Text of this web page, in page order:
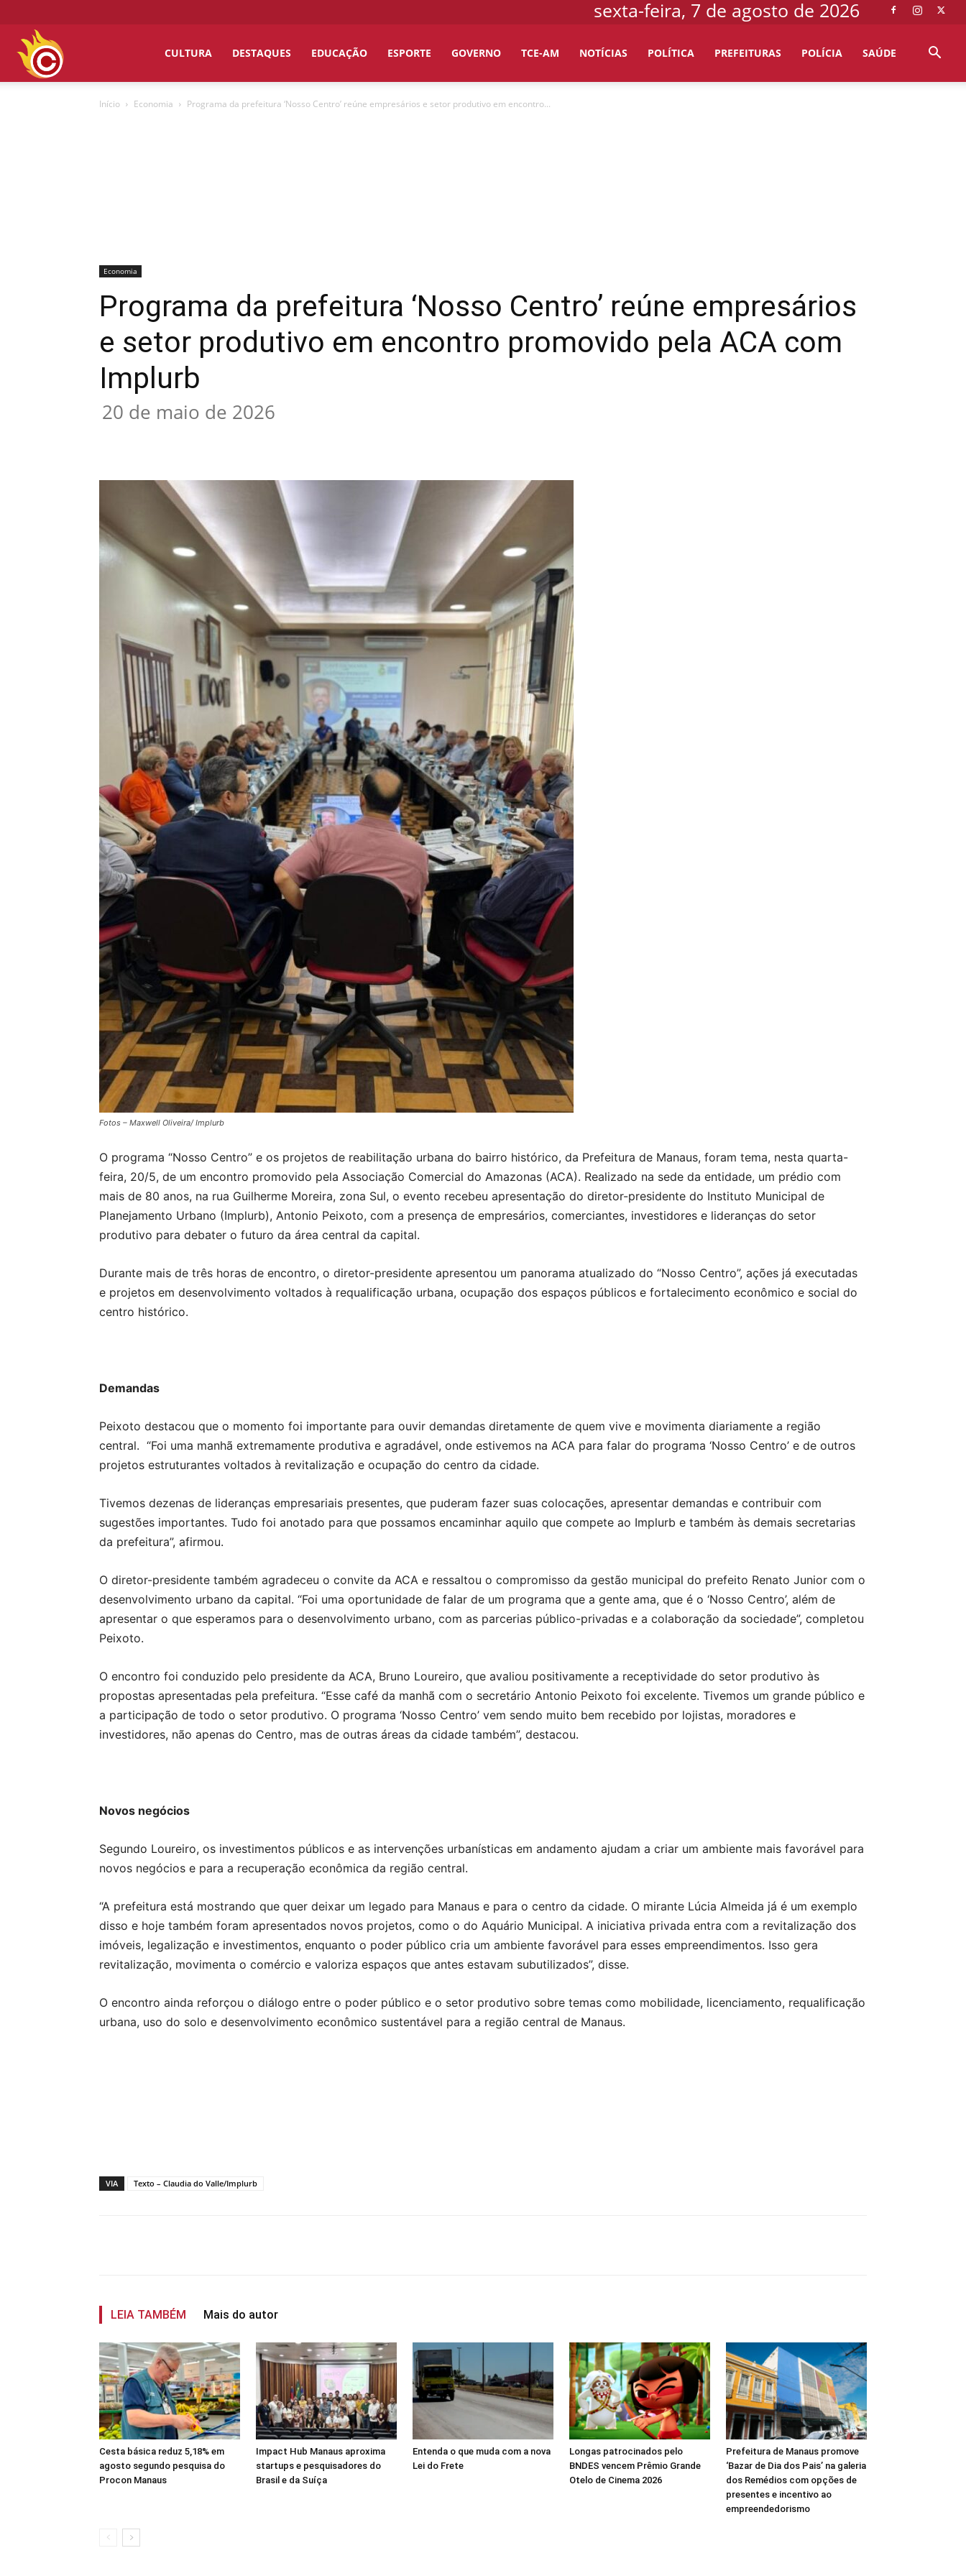
sexta-feira, 7 de agosto de 2026
CULTURA DESTAQUES EDUCAÇÃO ESPORTE GOVERNO TCE-AM NOTÍCIAS POLÍTICA PREFEITURAS POLÍCIA SAÚDE
Início Economia Programa da prefeitura ‘Nosso Centro’ reúne empresários e setor produtivo em encontro...
Economia
Programa da prefeitura ‘Nosso Centro’ reúne empresários
e setor produtivo em encontro promovido pela ACA com
Implurb
20 de maio de 2026
Fotos – Maxwell Oliveira/ Implurb
O programa “Nosso Centro” e os projetos de reabilitação urbana do bairro histórico, da Prefeitura de Manaus, foram tema, nesta quarta-
feira, 20/5, de um encontro promovido pela Associação Comercial do Amazonas (ACA). Realizado na sede da entidade, um prédio com
mais de 80 anos, na rua Guilherme Moreira, zona Sul, o evento recebeu apresentação do diretor-presidente do Instituto Municipal de
Planejamento Urbano (Implurb), Antonio Peixoto, com a presença de empresários, comerciantes, investidores e lideranças do setor
produtivo para debater o futuro da área central da capital.
Durante mais de três horas de encontro, o diretor-presidente apresentou um panorama atualizado do “Nosso Centro”, ações já executadas
e projetos em desenvolvimento voltados à requalificação urbana, ocupação dos espaços públicos e fortalecimento econômico e social do
centro histórico.
Demandas
Peixoto destacou que o momento foi importante para ouvir demandas diretamente de quem vive e movimenta diariamente a região
central. “Foi uma manhã extremamente produtiva e agradável, onde estivemos na ACA para falar do programa ‘Nosso Centro’ e de outros
projetos estruturantes voltados à revitalização e ocupação do centro da cidade.
Tivemos dezenas de lideranças empresariais presentes, que puderam fazer suas colocações, apresentar demandas e contribuir com
sugestões importantes. Tudo foi anotado para que possamos encaminhar aquilo que compete ao Implurb e também às demais secretarias
da prefeitura”, afirmou.
O diretor-presidente também agradeceu o convite da ACA e ressaltou o compromisso da gestão municipal do prefeito Renato Junior com o
desenvolvimento urbano da capital. “Foi uma oportunidade de falar de um programa que a gente ama, que é o ‘Nosso Centro’, além de
apresentar o que esperamos para o desenvolvimento urbano, com as parcerias público-privadas e a colaboração da sociedade”, completou
Peixoto.
O encontro foi conduzido pelo presidente da ACA, Bruno Loureiro, que avaliou positivamente a receptividade do setor produtivo às
propostas apresentadas pela prefeitura. “Esse café da manhã com o secretário Antonio Peixoto foi excelente. Tivemos um grande público e
a participação de todo o setor produtivo. O programa ‘Nosso Centro’ vem sendo muito bem recebido por lojistas, moradores e
investidores, não apenas do Centro, mas de outras áreas da cidade também”, destacou.
Novos negócios
Segundo Loureiro, os investimentos públicos e as intervenções urbanísticas em andamento ajudam a criar um ambiente mais favorável para
novos negócios e para a recuperação econômica da região central.
“A prefeitura está mostrando que quer deixar um legado para Manaus e para o centro da cidade. O mirante Lúcia Almeida já é um exemplo
disso e hoje também foram apresentados novos projetos, como o do Aquário Municipal. A iniciativa privada entra com a revitalização dos
imóveis, legalização e investimentos, enquanto o poder público cria um ambiente favorável para esses empreendimentos. Isso gera
revitalização, movimenta o comércio e valoriza espaços que antes estavam subutilizados”, disse.
O encontro ainda reforçou o diálogo entre o poder público e o setor produtivo sobre temas como mobilidade, licenciamento, requalificação
urbana, uso do solo e desenvolvimento econômico sustentável para a região central de Manaus.
VIA Texto – Claudia do Valle/Implurb
LEIA TAMBÉM Mais do autor
Cesta básica reduz 5,18% em
agosto segundo pesquisa do
Procon Manaus
Impact Hub Manaus aproxima
startups e pesquisadores do
Brasil e da Suíça
Entenda o que muda com a nova
Lei do Frete
Longas patrocinados pelo
BNDES vencem Prêmio Grande
Otelo de Cinema 2026
Prefeitura de Manaus promove
‘Bazar de Dia dos Pais’ na galeria
dos Remédios com opções de
presentes e incentivo ao
empreendedorismo